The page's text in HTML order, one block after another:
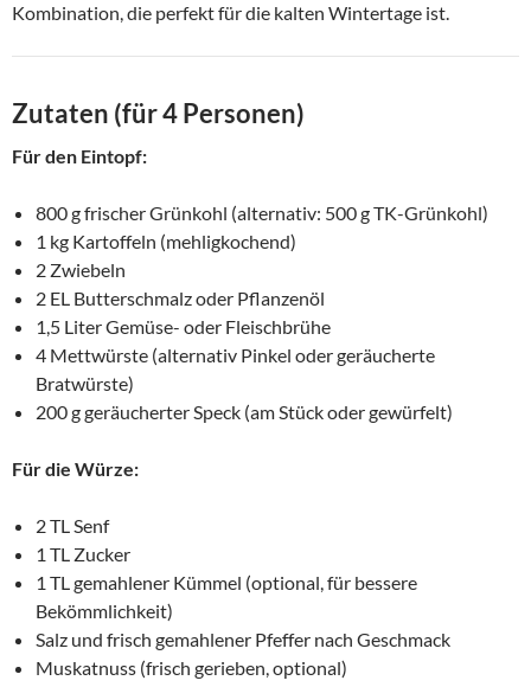
Kombination, die perfekt für die kalten Wintertage ist.
Zutaten (für 4 Personen)
Für den Eintopf:
800 g frischer Grünkohl (alternativ: 500 g TK-Grünkohl)
1 kg Kartoffeln (mehligkochend)
2 Zwiebeln
2 EL Butterschmalz oder Pflanzenöl
1,5 Liter Gemüse- oder Fleischbrühe
4 Mettwürste (alternativ Pinkel oder geräucherte
Bratwürste)
200 g geräucherter Speck (am Stück oder gewürfelt)
Für die Würze:
2 TL Senf
1 TL Zucker
1 TL gemahlener Kümmel (optional, für bessere
Bekömmlichkeit)
Salz und frisch gemahlener Pfeffer nach Geschmack
Muskatnuss (frisch gerieben, optional)